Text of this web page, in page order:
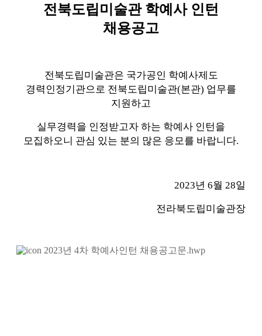
전북도립미술관 학예사 인턴
채용공고
전북도립미술관은 국가공인 학예사제도
경력인정기관으로 전북도립미술관(본관) 업무를
지원하고
실무경력을 인정받고자 하는 학예사 인턴을
모집하오니 관심 있는 분의 많은 응모를 바랍니다.
2023년 6월 28일
전라북도립미술관장
2023년 4차 학예사인턴 채용공고문.hwp